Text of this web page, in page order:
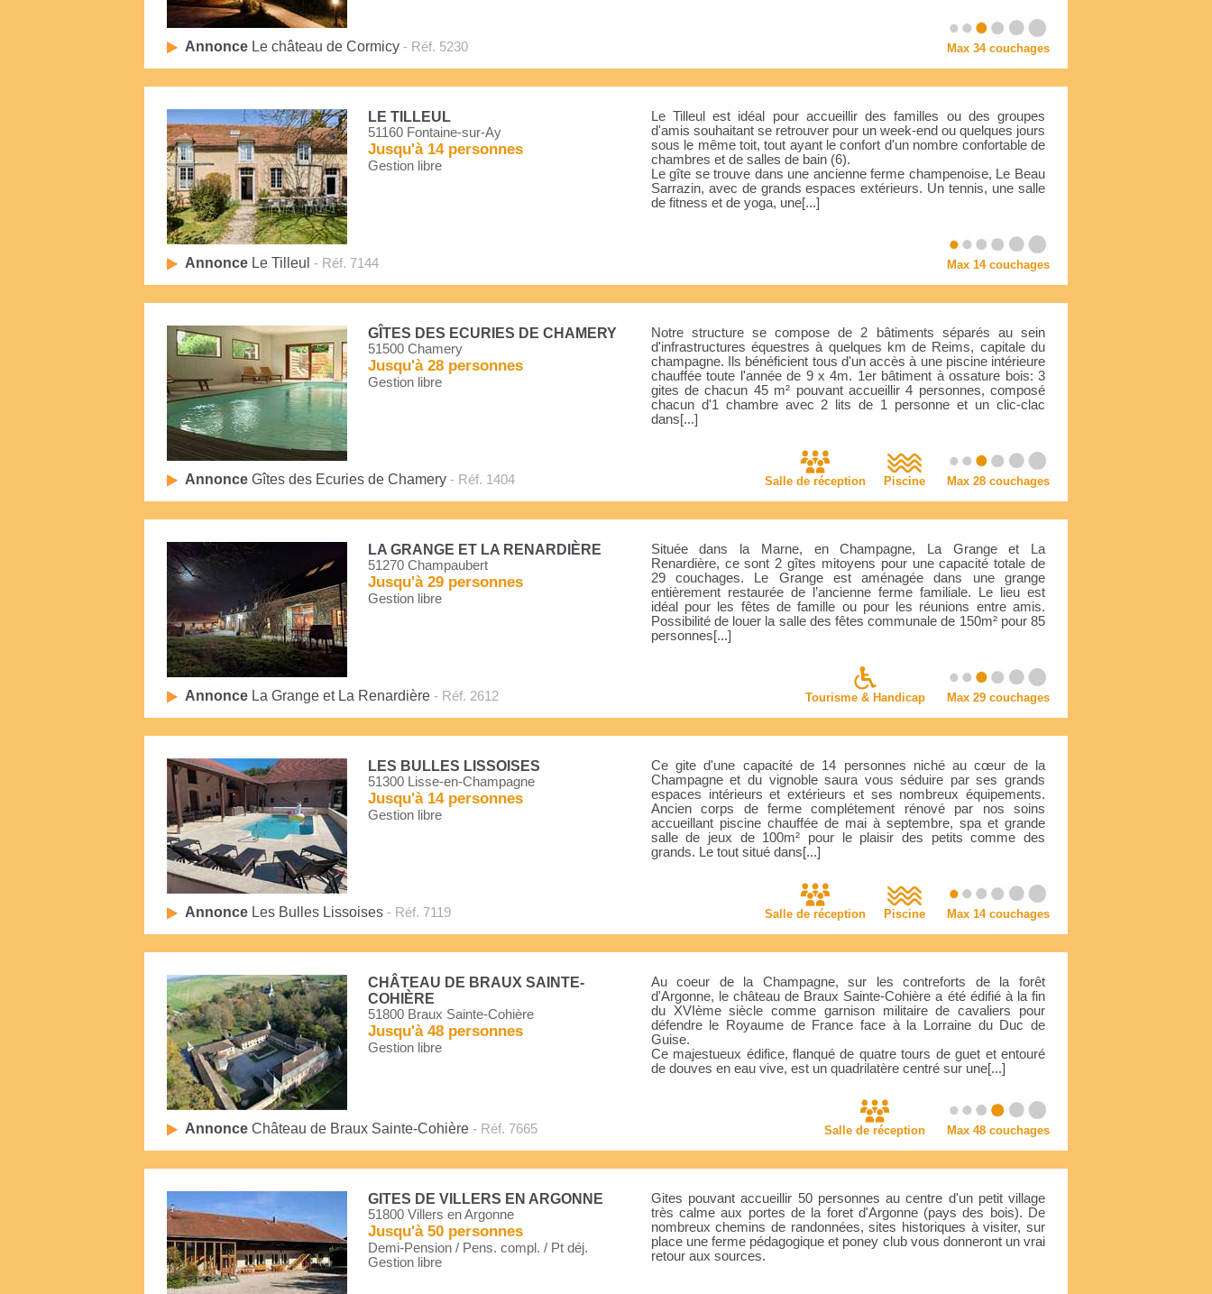
Max 34 couchages
Annonce Le château de Cormicy - Réf. 5230
LE TILLEUL
51160 Fontaine-sur-Ay
Jusqu'à 14 personnes
Gestion libre
Le Tilleul est idéal pour accueillir des familles ou des groupes
d'amis souhaitant se retrouver pour un week-end ou quelques jours
sous le même toit, tout ayant le confort d'un nombre confortable de
chambres et de salles de bain (6).
Le gîte se trouve dans une ancienne ferme champenoise, Le Beau
Sarrazin, avec de grands espaces extérieurs. Un tennis, une salle
de fitness et de yoga, une[...]
Max 14 couchages
Annonce Le Tilleul - Réf. 7144
GÎTES DES ECURIES DE CHAMERY
51500 Chamery
Jusqu'à 28 personnes
Gestion libre
Notre structure se compose de 2 bâtiments séparés au sein
d'infrastructures équestres à quelques km de Reims, capitale du
champagne. Ils bénéficient tous d'un accès à une piscine intérieure
chauffée toute l'année de 9 x 4m. 1er bâtiment à ossature bois: 3
gites de chacun 45 m² pouvant accueillir 4 personnes, composé
chacun d'1 chambre avec 2 lits de 1 personne et un clic-clac
dans[...]
Salle de réception Piscine Max 28 couchages
Annonce Gîtes des Ecuries de Chamery - Réf. 1404
LA GRANGE ET LA RENARDIÈRE
51270 Champaubert
Jusqu'à 29 personnes
Gestion libre
Située dans la Marne, en Champagne, La Grange et La
Renardière, ce sont 2 gîtes mitoyens pour une capacité totale de
29 couchages. Le Grange est aménagée dans une grange
entièrement restaurée de l’ancienne ferme familiale. Le lieu est
idéal pour les fêtes de famille ou pour les réunions entre amis.
Possibilité de louer la salle des fêtes communale de 150m² pour 85
personnes[...]
Tourisme & Handicap Max 29 couchages
Annonce La Grange et La Renardière - Réf. 2612
LES BULLES LISSOISES
51300 Lisse-en-Champagne
Jusqu'à 14 personnes
Gestion libre
Ce gite d'une capacité de 14 personnes niché au cœur de la
Champagne et du vignoble saura vous séduire par ses grands
espaces intérieurs et extérieurs et ses nombreux équipements.
Ancien corps de ferme complétement rénové par nos soins
accueillant piscine chauffée de mai à septembre, spa et grande
salle de jeux de 100m² pour le plaisir des petits comme des
grands. Le tout situé dans[...]
Salle de réception Piscine Max 14 couchages
Annonce Les Bulles Lissoises - Réf. 7119
CHÂTEAU DE BRAUX SAINTE-
COHIÈRE
51800 Braux Sainte-Cohière
Jusqu'à 48 personnes
Gestion libre
Au coeur de la Champagne, sur les contreforts de la forêt
d'Argonne, le château de Braux Sainte-Cohière a été édifié à la fin
du XVIème siècle comme garnison militaire de cavaliers pour
défendre le Royaume de France face à la Lorraine du Duc de
Guise.
Ce majestueux édifice, flanqué de quatre tours de guet et entouré
de douves en eau vive, est un quadrilatère centré sur une[...]
Salle de réception Max 48 couchages
Annonce Château de Braux Sainte-Cohière - Réf. 7665
GITES DE VILLERS EN ARGONNE
51800 Villers en Argonne
Jusqu'à 50 personnes
Demi-Pension / Pens. compl. / Pt déj.
Gestion libre
Gites pouvant accueillir 50 personnes au centre d'un petit village
très calme aux portes de la foret d'Argonne (pays des bois). De
nombreux chemins de randonnées, sites historiques à visiter, sur
place une ferme pédagogique et poney club vous donneront un vrai
retour aux sources.